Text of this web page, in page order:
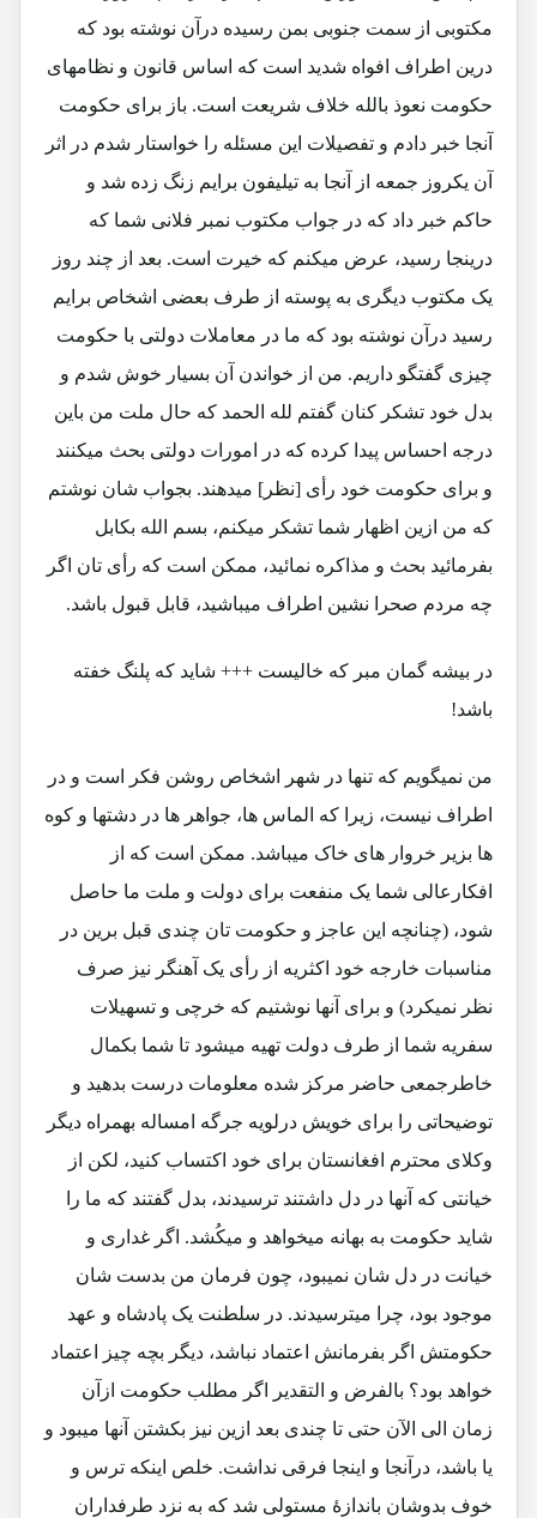
مکتوبی از سمت جنوبی بمن رسیده درآن نوشته بود که
درین اطراف افواه شدید است که اساس قانون و نظامهای
حکومت نعوذ بالله خلاف شریعت است. باز برای حکومت
آنجا خبر دادم و تفصیلات این مسئله را خواستار شدم در اثر
آن یکروز جمعه از آنجا به تیلیفون برایم زنگ زده شد و
حاکم خبر داد که در جواب مکتوب نمبر فلانی شما که
درینجا رسید، عرض میکنم که خیرت است. بعد از چند روز
یک مکتوب دیگری به پوسته از طرف بعضی اشخاص برایم
رسید درآن نوشته بود که ما در معاملات دولتی با حکومت
چیزی گفتگو داریم. من از خواندن آن بسیار خوش شدم و
بدل خود تشکر کنان گفتم لله الحمد که حال ملت من باین
درجه احساس پیدا کرده که در امورات دولتی بحث میکنند
و برای حکومت خود رأی [نظر] میدهند. بجواب شان نوشتم
که من ازین اظهار شما تشکر میکنم، بسم الله بکابل
بفرمائید بحث و مذاکره نمائید، ممکن است که رأی تان اگر
چه مردم صحرا نشین اطراف میباشید، قابل قبول باشد.
در بیشه گمان مبر که خالیست +++ شاید که پلنگ خفته
باشد!
من نمیگویم که تنها در شهر اشخاص روشن فکر است و در
اطراف نیست، زیرا که الماس ها، جواهر ها در دشتها و کوه
ها بزیر خروار های خاک میباشد. ممکن است که از
افکارعالی شما یک منفعت برای دولت و ملت ما حاصل
شود، (چنانچه این عاجز و حکومت تان چندی قبل برین در
مناسبات خارجه خود اکثریه از رأی یک آهنگر نیز صرف
نظر نمیکرد) و برای آنها نوشتیم که خرچی و تسهیلات
سفریه شما از طرف دولت تهیه میشود تا شما بکمال
خاطرجمعی حاضر مرکز شده معلومات درست بدهید و
توضیحاتی را برای خویش درلویه جرگه امساله بهمراه دیگر
وکلای محترم افغانستان برای خود اکتساب کنید، لکن از
خیانتی که آنها در دل داشتند ترسیدند، بدل گفتند که ما را
شاید حکومت به بهانه میخواهد و میکُشد. اگر غداری و
خیانت در دل شان نمیبود، چون فرمان من بدست شان
موجود بود، چرا میترسیدند. در سلطنت یک پادشاه و عهد
حکومتش اگر بفرمانش اعتماد نباشد، دیگر بچه چیز اعتماد
خواهد بود؟ بالفرض و التقدیر اگر مطلب حکومت ازآن
زمان الی الآن حتی تا چندی بعد ازین نیز بکشتن آنها میبود و
یا باشد، درآنجا و اینجا فرقی نداشت. خلص اینکه ترس و
خوف بدوشان باندازۀ مستولی شد که به نزد طرفداران